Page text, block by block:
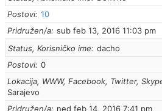
Postovi 10
Pridružen/a sub feb 13, 2016 11:03 pm
Status, Korisničko ime
dacho
Postovi 0
Lokacija, WWW, Facebook, Twitter,
Sarajevo
Pridružen/a
ned feb 14, 2016 7:41 pm